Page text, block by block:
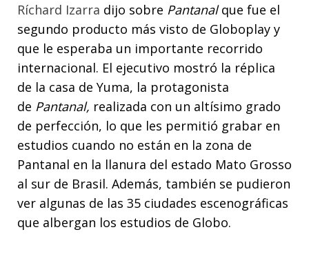
Ríchard Izarra dijo sobre Pantanalque fue el
segundo producto más visto de Globoplay y
que le esperaba un importante recorrido
internacional. El ejecutivo mostró la réplica
de la casa de Yuma, la protagonista
de Pantanal, realizada con un altísimo grado
de perfección, lo que les permitió grabar en
estudios cuando no están en la zona de
Pantanal en la llanura del estado Mato Grosso
al sur de Brasil. Además, también se pudieron
ver algunas de las 35 ciudades escenográficas
que albergan los estudios de Globo.